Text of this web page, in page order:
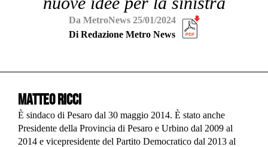
Da MetroNews 25/01/2024
Di Redazione Metro News
Matteo Ricci
È sindaco di Pesaro dal 30 maggio 2014. È stato anche
Presidente della Provincia di Pesaro e Urbino dal 2009 al
2014 e vicepresidente del Partito Democratico dal 2013 al